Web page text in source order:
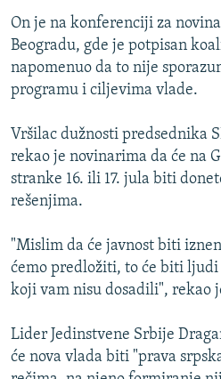
POPLAVE I KLIZIŠTA U BIH 2024.
TV LIBERTY
POST SCRIPTUM
MOJA EVROPA
TRI DECENIJE OD RATA U BIH
SVE KARTE DEJTONA
Sve RFE/RL stranice
On je na konferenciji za
Beogradu, gde je potpisan
napomenuo da to nije
programu i ciljevima vlade.
Vršilac dužnosti predsednika
rekao je novinarima da će na
stranke 16. ili 17. jula biti
rešenjima.
"Mislim da će javnost biti
ćemo predložiti, to će biti
koji vam nisu dosadili", rekao
Lider Jedinstvene Srbije
će nova vlada biti "prava